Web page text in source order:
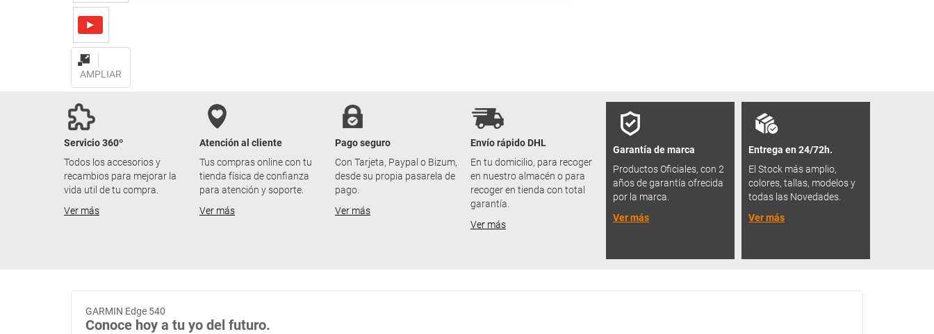
AMPLIAR
Servicio 360º
Todos los accesorios y
recambios para mejorar la
vida util de tu compra.
Ver más
Atención al cliente
Tus compras online con tu
tienda física de confianza
para atención y soporte.
Ver más
Pago seguro
Con Tarjeta, Paypal o Bizum,
desde su propia pasarela de
pago.
Ver más
Envío rápido DHL
En tu domicilio, para recoger
en nuestro almacén o para
recoger en tienda con total
garantía.
Ver más
Garantía de marca
Productos Oficiales, con 2
años de garantía ofrecida
por la marca.
Ver más
Entrega en 24/72h.
El Stock más amplio,
colores, tallas, modelos y
todas las Novedades.
Ver más
GARMIN Edge 540
Conoce hoy a tu yo del futuro.